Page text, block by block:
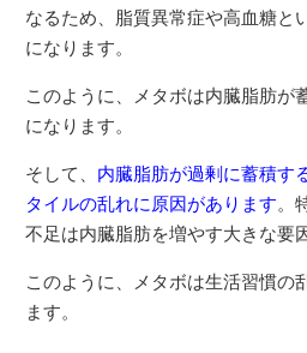
なるため、脂質異常症や高血糖と
になります。
このように、メタボは内臓脂肪が
になります。
そして、 内臓脂肪が過剰に蓄積す
タイルの乱れに原因があります。
不足は内臓脂肪を増やす大きな要
このように、メタボは生活習慣の
ます。